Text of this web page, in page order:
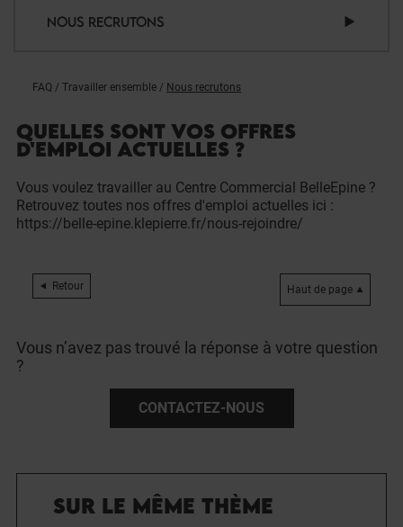
NOUS RECRUTONS
FAQ / Travailler ensemble / Nous recrutons
QUELLES SONT VOS OFFRES
D'EMPLOI ACTUELLES ?
Vous voulez travailler au Centre Commercial BelleEpine ?
Retrouvez toutes nos offres d'emploi actuelles ici :
https://belle-epine.klepierre.fr/nous-rejoindre/
Retour Haut de page
Vous n’avez pas trouvé la réponse à votre question
?
CONTACTEZ-NOUS
SUR LE MÊME THÈME